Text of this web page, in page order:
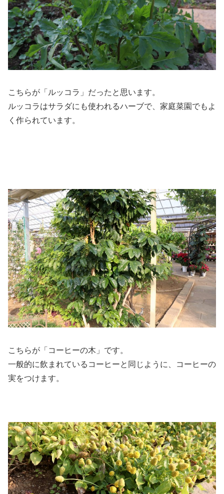
こちらが「ルッコラ」だったと思います。
ルッコラはサラダにも使われるハーブで、家庭菜園でもよ
く作られています。
こちらが「コーヒーの木」です。
一般的に飲まれているコーヒーと同じように、コーヒーの
実をつけます。